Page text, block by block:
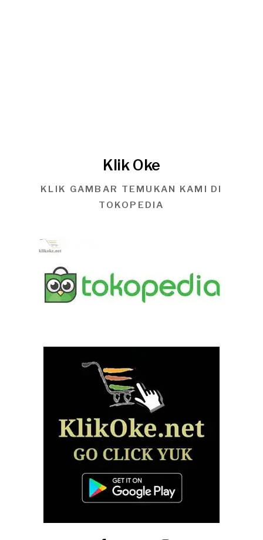
Klik Oke
KLIK GAMBAR TEMUKAN KAMI DI
TOKOPEDIA